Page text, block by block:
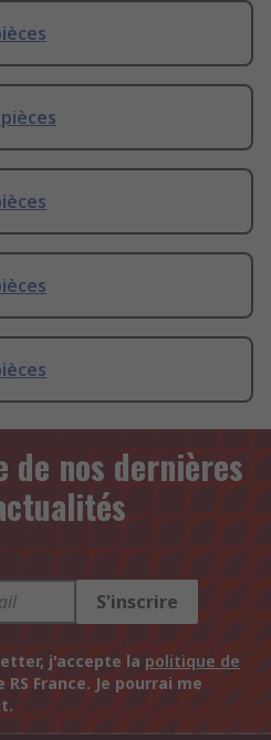
de nos dernières
S'inscrire
j'accepte la politique de
RS France. Je pourrai me